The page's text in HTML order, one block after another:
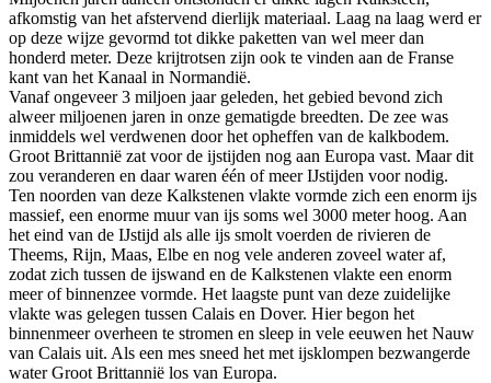
afkomstig van het afstervend dierlijk materiaal. Laag na laag werd er
op deze wijze gevormd tot dikke paketten van wel meer dan
honderd meter. Deze krijtrotsen zijn ook te vinden aan de Franse
kant van het Kanaal in Normandië.
Vanaf ongeveer 3 miljoen jaar geleden, het gebied bevond zich
alweer miljoenen jaren in onze gematigde breedten. De zee was
inmiddels wel verdwenen door het opheffen van de kalkbodem.
Groot Brittannië zat voor de ijstijden nog aan Europa vast. Maar dit
zou veranderen en daar waren één of meer IJstijden voor nodig.
Ten noorden van deze Kalkstenen vlakte vormde zich een enorm ijs
massief, een enorme muur van ijs soms wel 3000 meter hoog. Aan
het eind van de IJstijd als alle ijs smolt voerden de rivieren de
Theems, Rijn, Maas, Elbe en nog vele anderen zoveel water af,
zodat zich tussen de ijswand en de Kalkstenen vlakte een enorm
meer of binnenzee vormde. Het laagste punt van deze zuidelijke
vlakte was gelegen tussen Calais en Dover. Hier begon het
binnenmeer overheen te stromen en sleep in vele eeuwen het Nauw
van Calais uit. Als een mes sneed het met ijsklompen bezwangerde
water Groot Brittannië los van Europa.